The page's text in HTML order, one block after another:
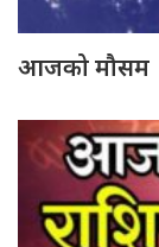
आजको मौसम